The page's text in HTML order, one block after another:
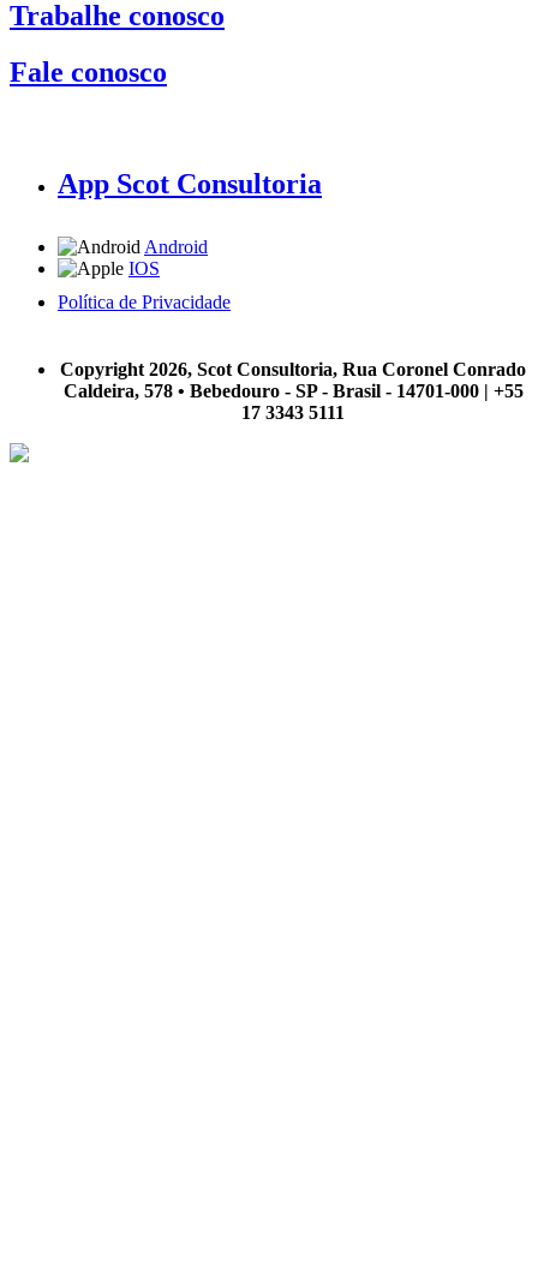
Trabalhe conosco
Fale conosco
App Scot Consultoria
Android
IOS
Política de Privacidade
Copyright 2026, Scot Consultoria, Rua Coronel Conrado
Caldeira, 578 • Bebedouro - SP - Brasil - 14701-000 | +55
17 3343 5111